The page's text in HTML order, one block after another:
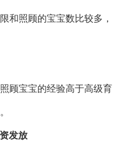
和照顾的宝宝数比较多，
顾宝宝的经验高于高级育
发放